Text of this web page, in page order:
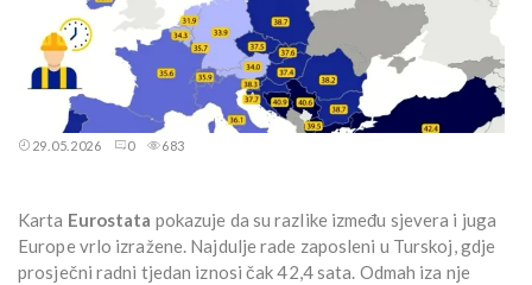
29.05.2026 0 683
Karta Eurostata pokazuje da su razlike između sjevera i juga
Europe vrlo izražene. Najdulje rade zaposleni u Turskoj, gdje
prosječni radni tjedan iznosi čak 42,4 sata. Odmah iza nje